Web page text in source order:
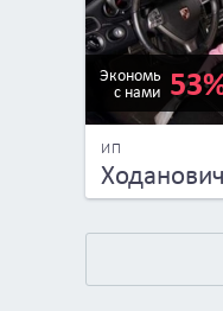
Экономь
с нами
ИП